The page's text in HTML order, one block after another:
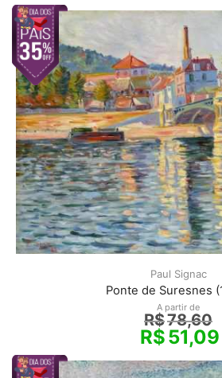
Paul Signac
Ponte de Suresnes
A partir de
R$78,60
R$51,09